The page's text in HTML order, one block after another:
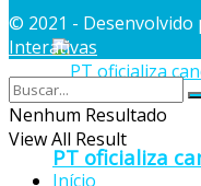
PT oficializa
© 2021 - Desenvolvido
Interativas
Nenhum Resultado
View All Result
Início